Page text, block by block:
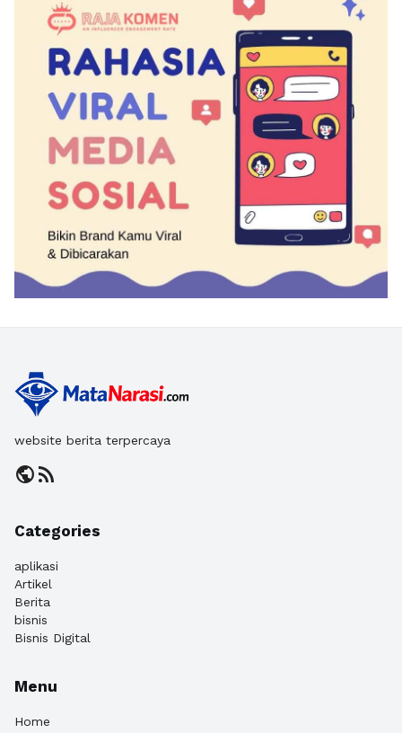
website berita terpercaya
publicrss_feed
Categories
aplikasi
Artikel
Berita
bisnis
Bisnis Digital
Menu
Home